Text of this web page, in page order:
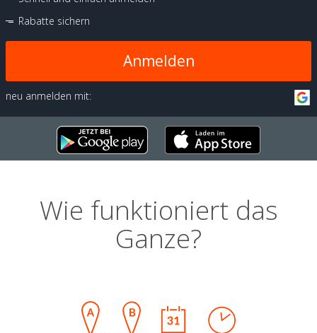
Rabatte sichern
Anmelden
neu anmelden mit:
Wie funktioniert das
Ganze?